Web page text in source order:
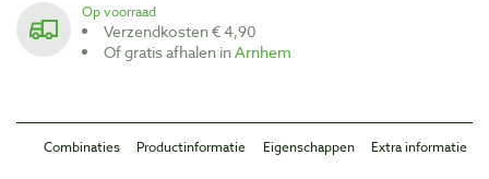
Op voorraad
Verzendkosten € 4,90
Of gratis afhalen inArnhem
Combinaties Productinformatie Eigenschappen Extra informatie